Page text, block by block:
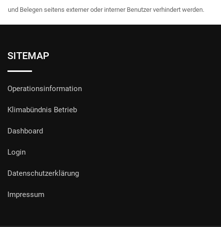
und Belegen seitens externer oder interner Benutzer verhindert werden.
SITEMAP
Operationsinformation
Klimabündnis Betrieb
Dashboard
Login
Datenschutzerklärung
Impressum